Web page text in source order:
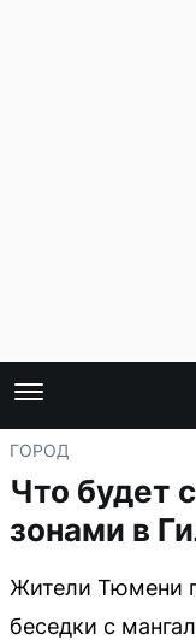
ГОРОД
Что будет
зонами в
Жители Тюмени
беседки с